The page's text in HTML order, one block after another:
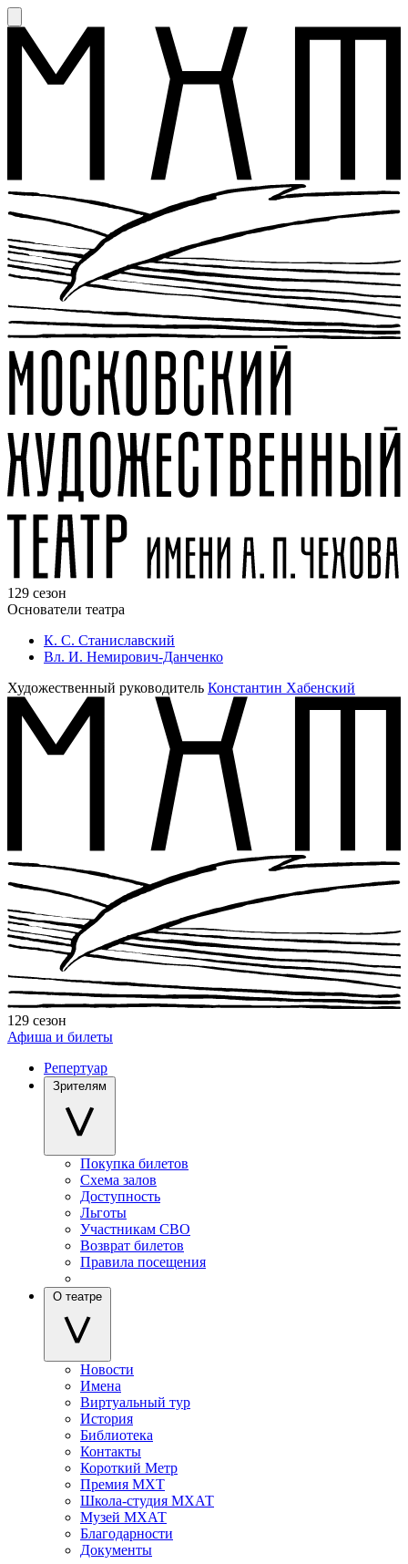
129 сезон
Основатели театра
К. С. Станиславский
Вл. И. Немирович-Данченко
Художественный руководитель Константин Хабенский
129 сезон
Афиша и билеты
Репертуар
Зрителям
Покупка билетов
Схема залов
Доступность
Льготы
Участникам СВО
Возврат билетов
Правила посещения
О театре
Новости
Имена
Виртуальный тур
История
Библиотека
Контакты
Короткий Метр
Премия МХТ
Школа-студия МХАТ
Музей МХАТ
Благодарности
Документы